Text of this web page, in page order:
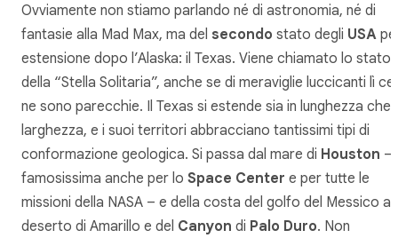
Ovviamente non stiamo parlando né di astronomia, né di
fantasie alla Mad Max, ma del secondo stato degli USA
estensione dopo l’Alaska: il Texas. Viene chiamato lo stato
della “Stella Solitaria”, anche se di meraviglie luccicanti lì ce
ne sono parecchie. Il Texas si estende sia in lunghezza che
larghezza, e i suoi territori abbracciano tantissimi tipi di
conformazione geologica. Si passa dal mare di Houston –
famosissima anche per lo Space Center e per tutte le
missioni della NASA – e della costa del golfo del Messico al
deserto di Amarillo e del Canyon di Palo Duro. Non